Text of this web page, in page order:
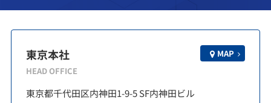
東京本社
HEAD OFFICE
MAP
東京都千代田区内神田1-9-5 SF内神田ビル